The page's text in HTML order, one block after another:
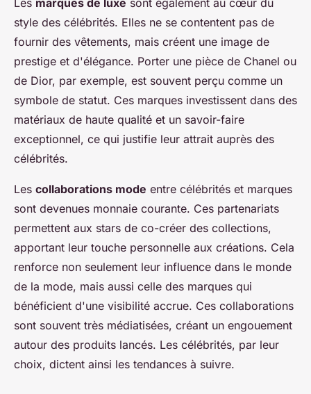
Les marques de luxe sont également au cœur du
style des célébrités. Elles ne se contentent pas de
fournir des vêtements, mais créent une image de
prestige et d'élégance. Porter une pièce de Chanel ou
de Dior, par exemple, est souvent perçu comme un
symbole de statut. Ces marques investissent dans des
matériaux de haute qualité et un savoir-faire
exceptionnel, ce qui justifie leur attrait auprès des
célébrités.
Les collaborations mode entre célébrités et marques
sont devenues monnaie courante. Ces partenariats
permettent aux stars de co-créer des collections,
apportant leur touche personnelle aux créations. Cela
renforce non seulement leur influence dans le monde
de la mode, mais aussi celle des marques qui
bénéficient d'une visibilité accrue. Ces collaborations
sont souvent très médiatisées, créant un engouement
autour des produits lancés. Les célébrités, par leur
choix, dictent ainsi les tendances à suivre.